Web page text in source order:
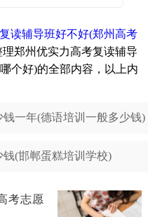
读辅导班好不好(郑州高考
郑州优实力高考复读辅导
个好)的全部内容，以上内
一年(德语培训一般多少钱)
(邯郸蛋糕培训学校)
考志愿